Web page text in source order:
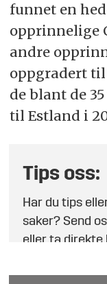
funnet en
opprinnelige
andre
oppgradert til
de blant de
til Estland i
Tips oss:
Har du tips
saker? Send
eller ta direkte